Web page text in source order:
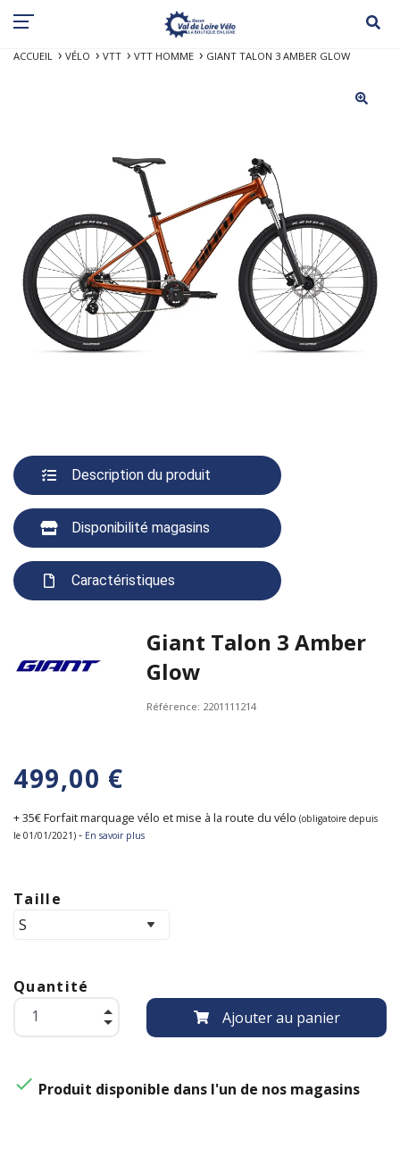
ACCUEIL VÉLO VTT VTT HOMME GIANT TALON 3 AMBER GLOW
Description du produit
Disponibilité magasins
Caractéristiques
Giant Talon 3 Amber
Glow
Référence: 2201111214
499,00 €
+ 35€ Forfait marquage vélo et mise à la route du vélo (obligatoire depuis
le 01/01/2021) - En savoir plus
Taille
Quantité
Ajouter au panier
 Produit disponible dans l'un de nos magasins